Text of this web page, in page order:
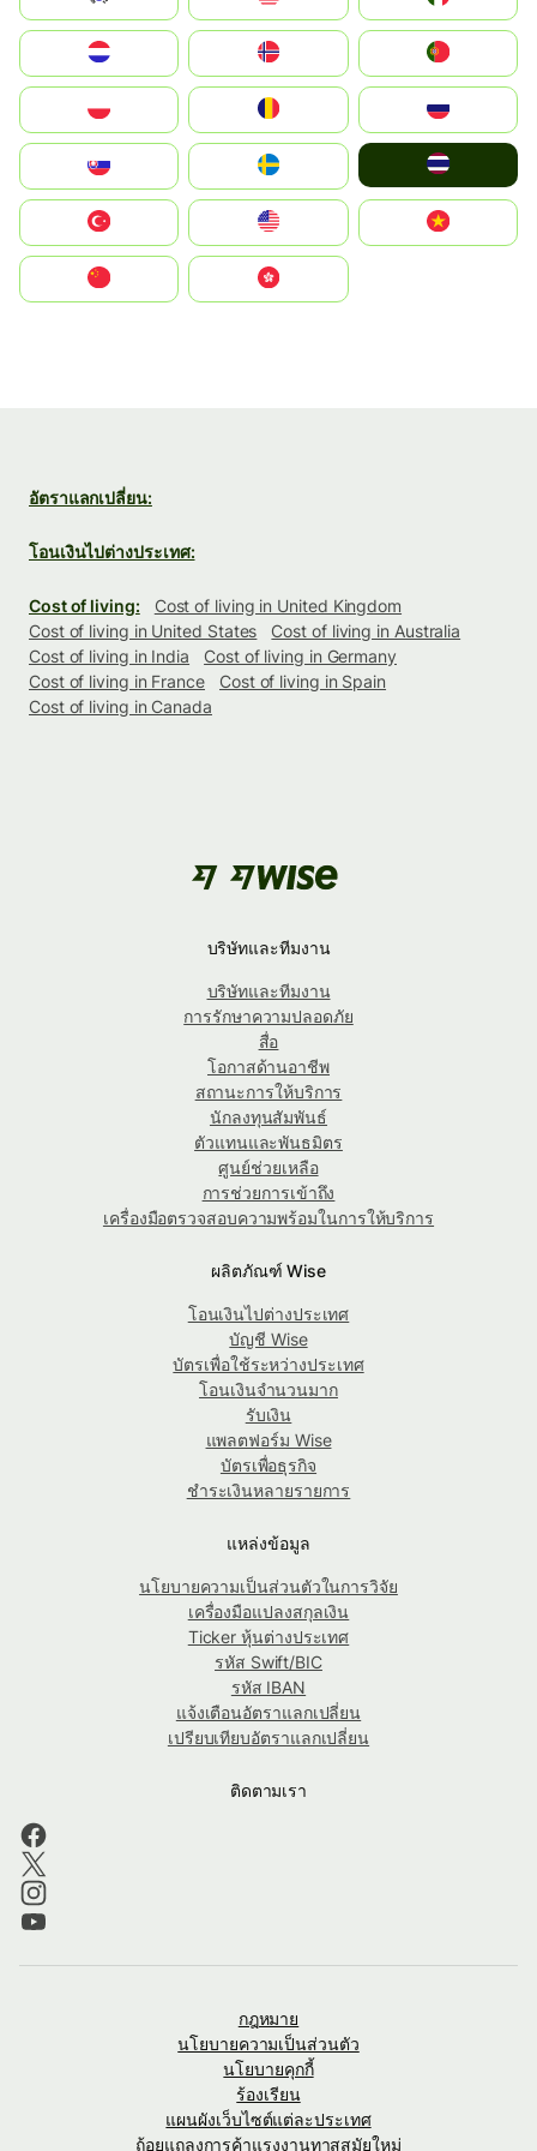
United States
中國香港特別行政區
อัตราแลกเปลี่ยน:
โอนเงินไปต่างประเทศ:
Cost of living:
Cost of living in United Kingdom
Cost of living in United States
Cost of living in Australia
Cost of living in India
Cost of living in Germany
Cost of living in France
Cost of living in Spain
Cost of living in Canada
บริษัทและทีมงาน
บริษัทและทีมงาน
การรักษาความปลอดภัย
สื่อ
โอกาสด้านอาชีพ
สถานะการให้บริการ
นักลงทุนสัมพันธ์
ตัวแทนและพันธมิตร
ศูนย์ช่วยเหลือ
การช่วยการเข้าถึง
เครื่องมือตรวจสอบความพร้อมในการให้บริการ
ผลิตภัณฑ์ Wise
โอนเงินไปต่างประเทศ
บัญชี Wise
บัตรเพื่อใช้ระหว่างประเทศ
โอนเงินจำนวนมาก
รับเงิน
แพลตฟอร์ม Wise
บัตรเพื่อธุรกิจ
ชำระเงินหลายรายการ
แหล่งข้อมูล
นโยบายความเป็นส่วนตัวในการวิจัย
เครื่องมือแปลงสกุลเงิน
Ticker หุ้นต่างประเทศ
รหัส Swift/BIC
รหัส IBAN
แจ้งเตือนอัตราแลกเปลี่ยน
เปรียบเทียบอัตราแลกเปลี่ยน
ติดตามเรา
กฎหมาย
นโยบายความเป็นส่วนตัว
นโยบายคุกกี้
ร้องเรียน
แผนผังเว็บไซต์แต่ละประเทศ
ถ้อยแถลงการค้าแรงงานทาสสมัยใหม่